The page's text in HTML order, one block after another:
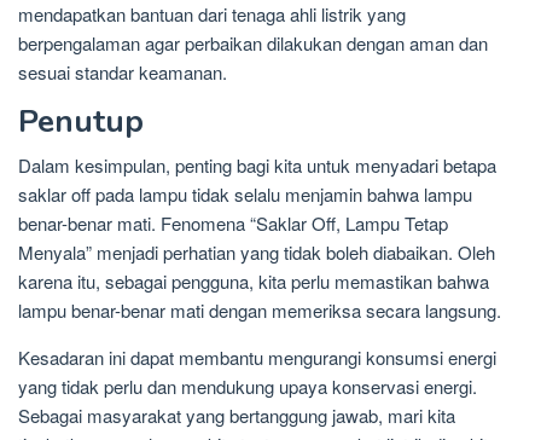
mendapatkan bantuan dari tenaga ahli listrik yang
berpengalaman agar perbaikan dilakukan dengan aman dan
sesuai standar keamanan.
Penutup
Dalam kesimpulan, penting bagi kita untuk menyadari betapa
saklar off pada lampu tidak selalu menjamin bahwa lampu
benar-benar mati. Fenomena “Saklar Off, Lampu Tetap
Menyala” menjadi perhatian yang tidak boleh diabaikan. Oleh
karena itu, sebagai pengguna, kita perlu memastikan bahwa
lampu benar-benar mati dengan memeriksa secara langsung.
Kesadaran ini dapat membantu mengurangi konsumsi energi
yang tidak perlu dan mendukung upaya konservasi energi.
Sebagai masyarakat yang bertanggung jawab, mari kita